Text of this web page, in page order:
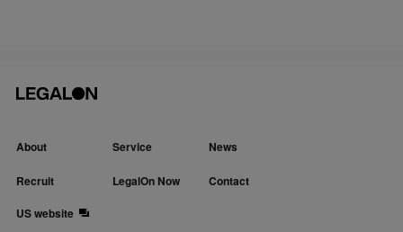
About Service News
Recruit LegalOn Now
Contact
US website